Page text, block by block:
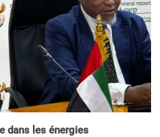
dans les énergies